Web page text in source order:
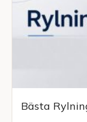
Bästa